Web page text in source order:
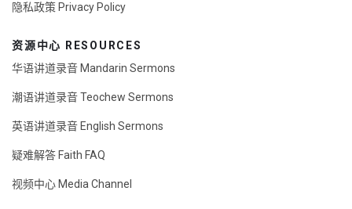
隐私政策 Privacy Policy
资源中心 RESOURCES
华语讲道录音 Mandarin Sermons
潮语讲道录音 Teochew Sermons
英语讲道录音 English Sermons
疑难解答 Faith FAQ
视频中心 Media Channel